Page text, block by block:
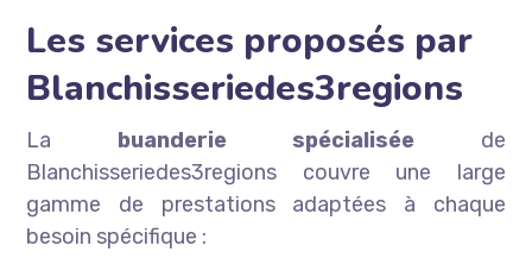
Les services proposés par
Blanchisseriedes3regions
La buanderie spécialisée de
Blanchisseriedes3regions couvre une large
gamme de prestations adaptées à chaque
besoin spécifique :